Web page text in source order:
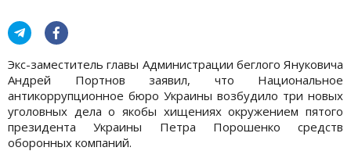
Экс-заместитель главы Администрации беглого Януковича
Андрей Портнов заявил, что Национальное
антикоррупционное бюро Украины возбудило три новых
уголовных дела о якобы хищениях окружением пятого
президента Украины Петра Порошенко средств
оборонных компаний.